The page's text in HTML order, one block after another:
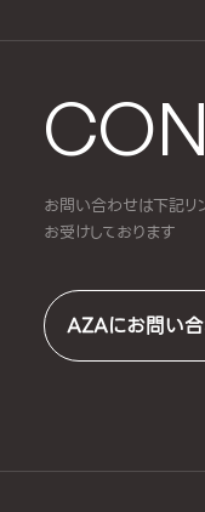
お問い合わせは下記リ
お受けしております
AZAにお問い